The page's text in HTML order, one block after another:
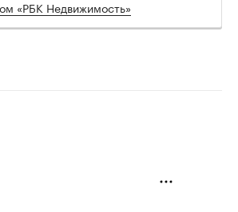
«РБК Недвижимость»